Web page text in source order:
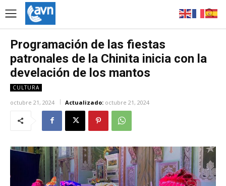
Programación de las fiestas
patronales de la Chinita inicia con la
develación de los mantos
CULTURA
octubre 21, 2024 Actualizado: octubre 21, 2024